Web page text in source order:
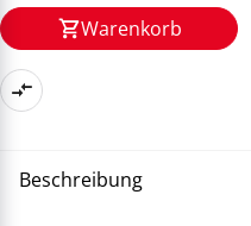
Warenkorb
Beschreibung